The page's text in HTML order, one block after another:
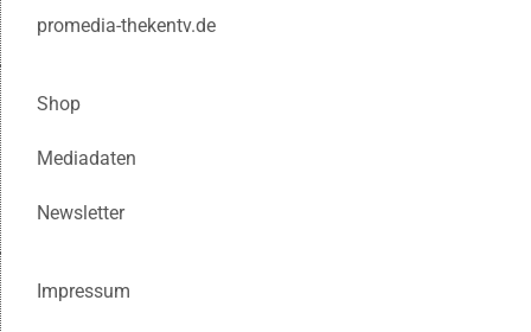
promedia-thekentv.de
Shop
Mediadaten
Newsletter
Impressum